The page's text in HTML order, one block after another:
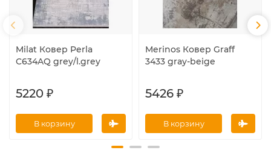
Milat Ковер Perla
C634AQ grey/l.grey
5220 ₽
В корзину
Merinos Ковер Graff
3433 gray-beige
5426 ₽
В корзину